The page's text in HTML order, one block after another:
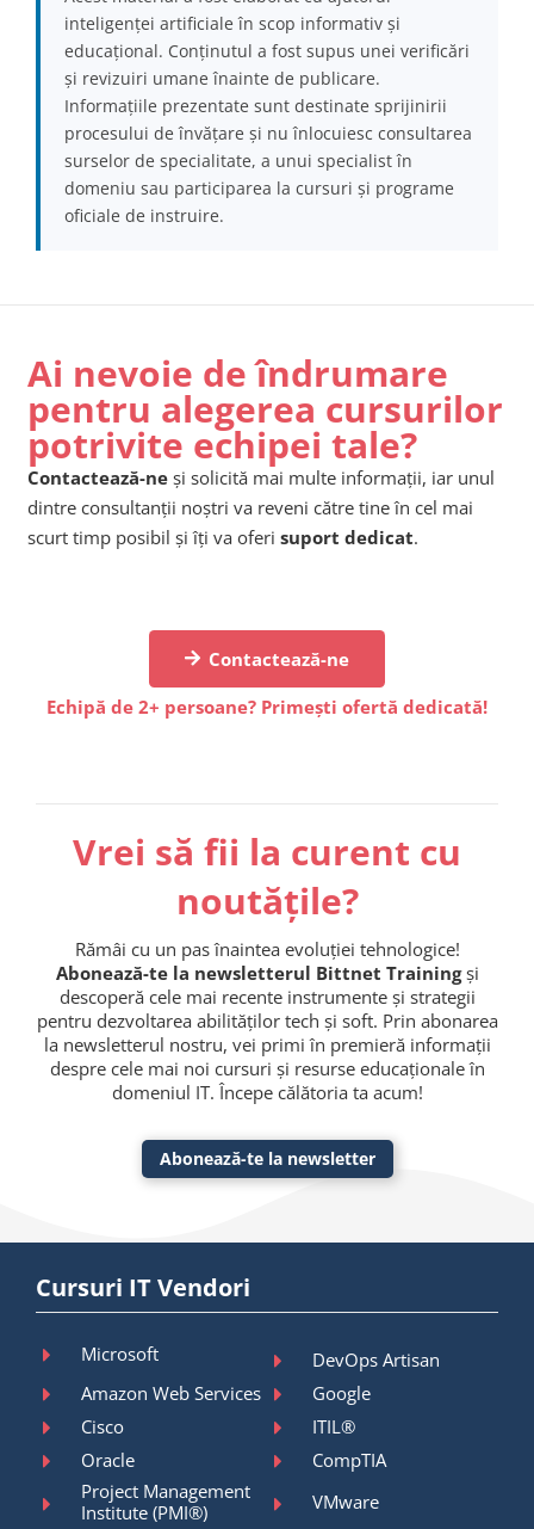
inteligenței artificiale în scop informativ și
educațional. Conținutul a fost supus unei verificări
și revizuiri umane înainte de publicare.
Informațiile prezentate sunt destinate sprijinirii
procesului de învățare și nu înlocuiesc consultarea
surselor de specialitate, a unui specialist în
domeniu sau participarea la cursuri și programe
oficiale de instruire.
Ai nevoie de îndrumare
pentru alegerea cursurilor
potrivite echipei tale?
Contactează-ne și solicită mai multe informații, iar unul
dintre consultanții noștri va reveni către tine în cel mai
scurt timp posibil și îți va oferi suport dedicat.
Contactează-ne
Echipă de 2+ persoane? Primești ofertă dedicată!
Vrei să fii la curent cu
noutățile?
Rămâi cu un pas înaintea evoluției tehnologice!
Abonează-te la newsletterul Bittnet Trainingși
descoperă cele mai recente instrumente și strategii
pentru dezvoltarea abilităților tech și soft. Prin abonarea
la newsletterul nostru, vei primi în premieră informații
despre cele mai noi cursuri și resurse educaționale în
domeniul IT. Începe călătoria ta acum!
Abonează-te la newsletter
Cursuri IT Vendori
Microsoft
DevOps Artisan
Amazon Web Services
Google
Cisco
ITIL®
Oracle
CompTIA
Project Management
Institute (PMI®)
VMware